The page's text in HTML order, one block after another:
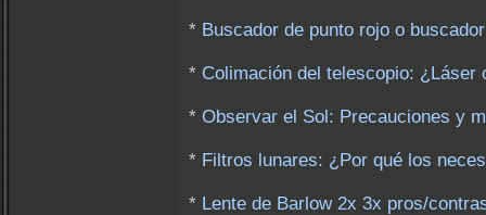
* Buscador de punto rojo o
* Colimación del telescopio: ¿Láser
* Observar el Sol: Precauciones y
* Filtros lunares: ¿Por qué los
* Lente de Barlow 2x 3x pros/